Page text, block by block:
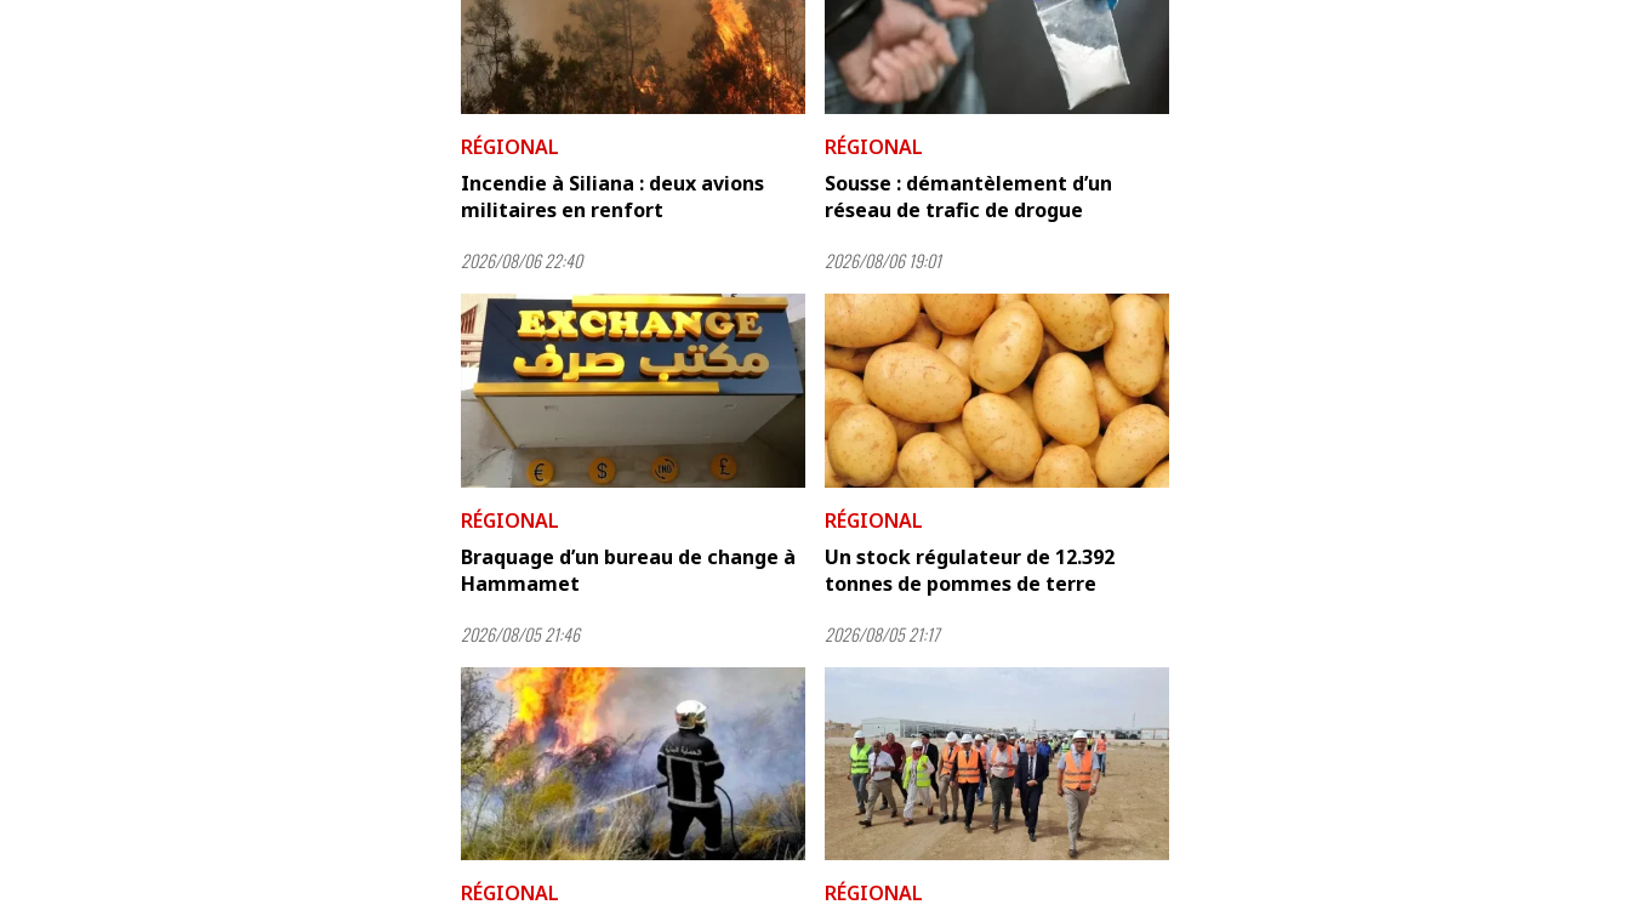
RÉGIONAL
Incendie à Siliana : deux avions
militaires en renfort
2026/08/06 22:40
RÉGIONAL
Sousse : démantèlement d’un
réseau de trafic de drogue
2026/08/06 19:01
RÉGIONAL
Braquage d’un bureau de change à
Hammamet
2026/08/05 21:46
RÉGIONAL
Un stock régulateur de 12.392
tonnes de pommes de terre
2026/08/05 21:17
RÉGIONAL
RÉGIONAL